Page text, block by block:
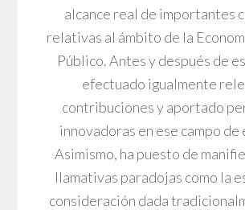
alcance real de importantes
relativas al ámbito de la
Público. Antes y después de
efectuado igualmente
contribuciones y aportado
innovadoras en ese campo
Asimismo, ha puesto de
llamativas paradojas como la
consideración dada